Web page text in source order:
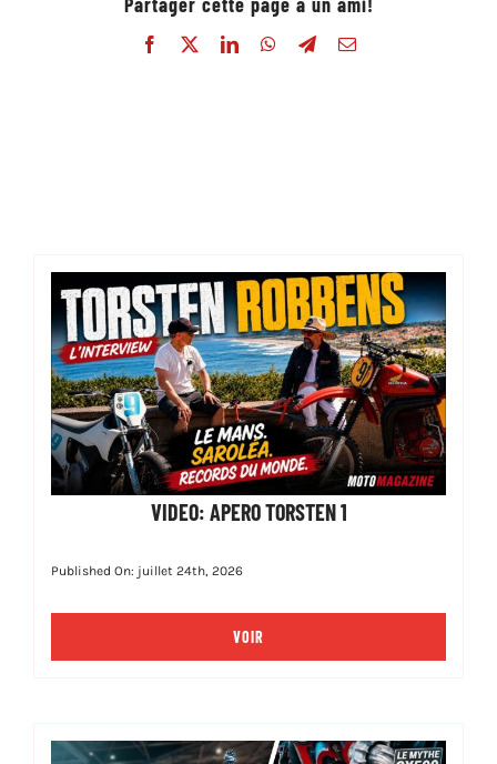
Facebook LinkedInWhatsApp
TelegramEmail
VIDEO: APERO TORSTEN 1
Published On: juillet 24th, 2026
VOIR